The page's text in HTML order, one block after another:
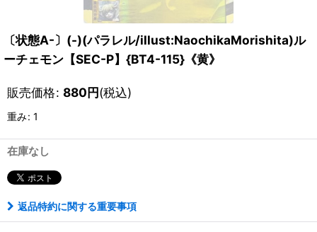
〔状態A-〕(-)(パラレル/illust:NaochikaMorishita)ル
ーチェモン【SEC-P】{BT4-115}《黄》
販売価格: 880円(税込)
重み: 1
在庫なし
返品特約に関する重要事項